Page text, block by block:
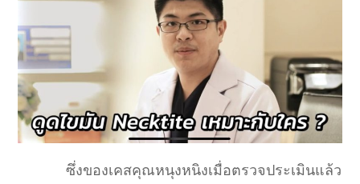
ซึ่งของเคสคุณหนุงหนิงเมื่อตรวจประเมินแล้ว